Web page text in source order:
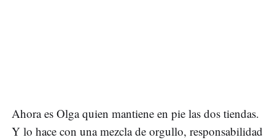
Ahora es Olga quien mantiene en pie las dos tiendas.
Y lo hace con una mezcla de orgullo, responsabilidad